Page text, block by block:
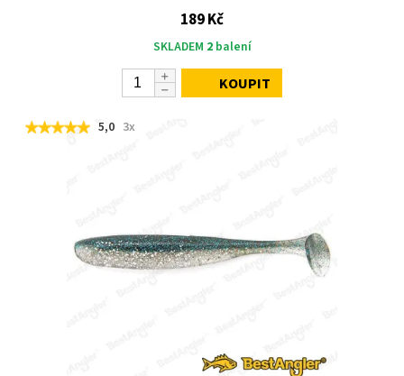
189 Kč
SKLADEM 2balení
KOUPIT
5,0 3x